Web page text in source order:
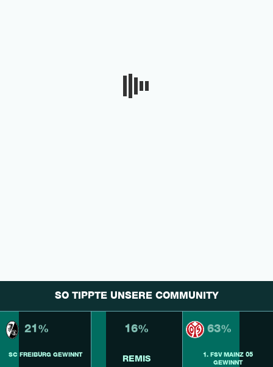
SO TIPPTE UNSERE COMMUNITY
21%
SC FREIBURG GEWINNT
16%
REMIS
63%
1. FSV MAINZ 05
GEWINNT